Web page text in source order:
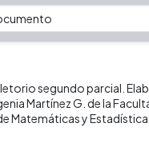
segundo parcial.
Martínez G. de la
Matemáticas y